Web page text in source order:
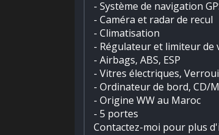
- Système de navigation
- Caméra et radar de recul
- Climatisation
- Régulateur et limiteur de
- Airbags, ABS, ESP
- Vitres électriques,
- Ordinateur de bord, CD/
- Origine WW au Maroc
- 5 portes
Contactez-moi pour plus